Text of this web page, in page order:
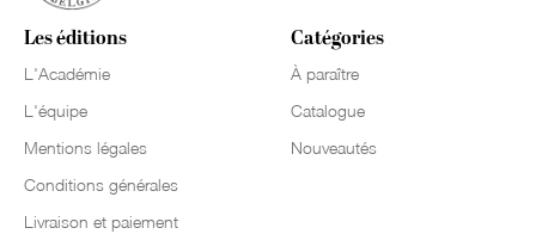
Les éditions
L'Académie
L'équipe
Mentions légales
Conditions générales
Livraison et paiement
Catégories
À paraître
Catalogue
Nouveautés